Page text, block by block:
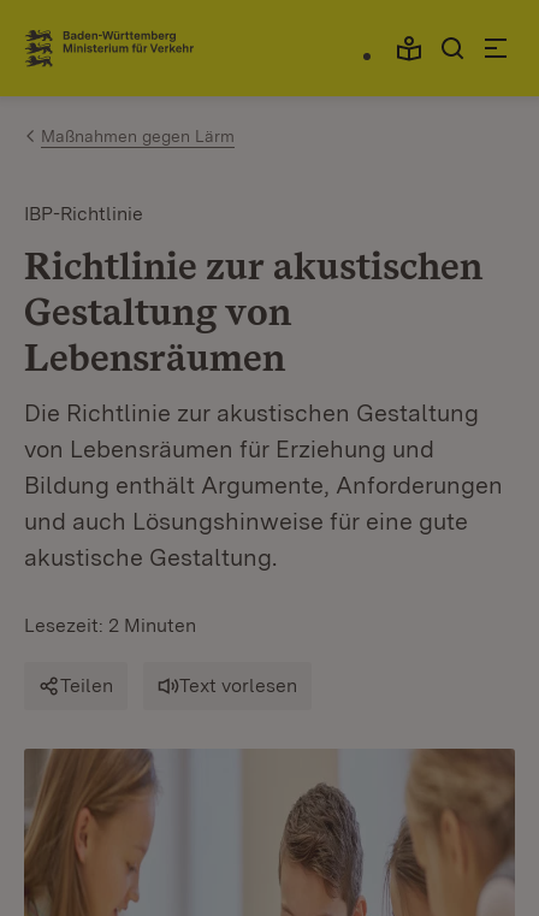
Zum Inhalt springen
Link zur Startseite
Maßnahmen gegen Lärm
IBP-Richtlinie
Richtlinie zur akustischen
Gestaltung von
Lebensräumen
Die Richtlinie zur akustischen Gestaltung
von Lebensräumen für Erziehung und
Bildung enthält Argumente, Anforderungen
und auch Lösungshinweise für eine gute
akustische Gestaltung.
Lesezeit: 2 Minuten
Teilen Text vorlesen